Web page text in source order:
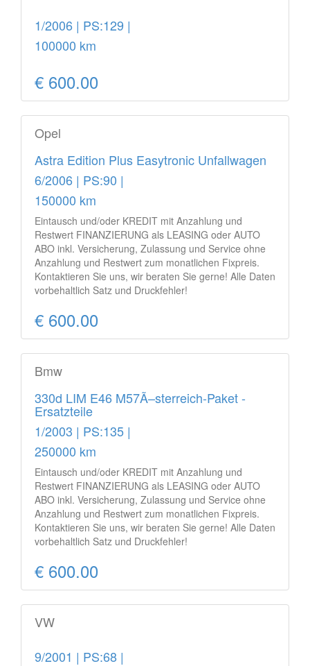
1/2006 | PS:129 |
100000 km
€ 600.00
Opel
Astra Edition Plus Easytronic Unfallwagen
6/2006 | PS:90 |
150000 km
Eintausch und/oder KREDIT mit Anzahlung und
Restwert FINANZIERUNG als LEASING oder AUTO
ABO inkl. Versicherung, Zulassung und Service ohne
Anzahlung und Restwert zum monatlichen Fixpreis.
Kontaktieren Sie uns, wir beraten Sie gerne! Alle Daten
vorbehaltlich Satz und Druckfehler!
€ 600.00
Bmw
330d LIM E46 M57Ã–sterreich-Paket -
Ersatzteile
1/2003 | PS:135 |
250000 km
Eintausch und/oder KREDIT mit Anzahlung und
Restwert FINANZIERUNG als LEASING oder AUTO
ABO inkl. Versicherung, Zulassung und Service ohne
Anzahlung und Restwert zum monatlichen Fixpreis.
Kontaktieren Sie uns, wir beraten Sie gerne! Alle Daten
vorbehaltlich Satz und Druckfehler!
€ 600.00
VW
9/2001 | PS:68 |